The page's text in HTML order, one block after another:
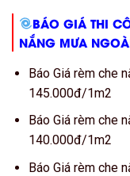
BÁO GIÁ THI
NẮNG MƯA
Báo Giá rèm che
145.000đ/1m2
Báo Giá rèm che
140.000đ/1m2
Báo Giá rèm che